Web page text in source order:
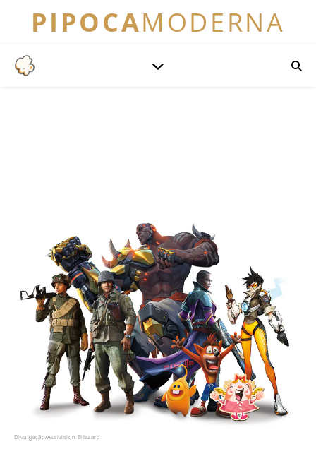
PIPOCAMODERNA
Divulgação/Activision Blizzard